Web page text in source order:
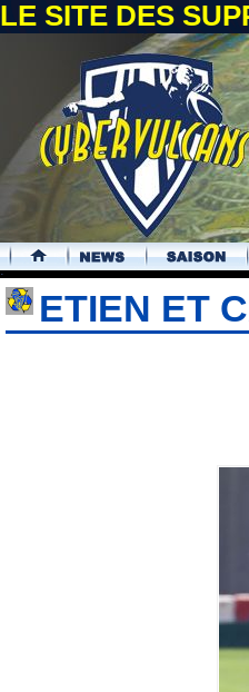
LE SITE DES
.
ETIEN ET